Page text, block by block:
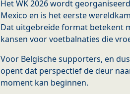
Het WK 2026 wordt
Mexico en is het eerste
Dat uitgebreide format betekent
kansen voor voetbalnaties die
Voor Belgische supporters, en
opent dat perspectief de deur
moment kan beginnen.